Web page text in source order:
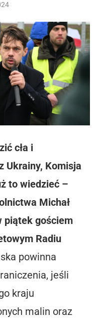
cła i
Ukrainy, Komisja
to wiedzieć –
Michał
piątek gościem
Radiu
powinna
jeśli
kraju
malin oraz